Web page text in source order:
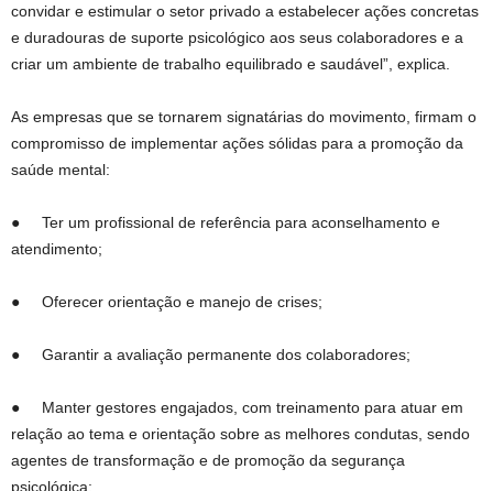
convidar e estimular o setor privado a estabelecer ações concretas
e duradouras de suporte psicológico aos seus colaboradores e a
criar um ambiente de trabalho equilibrado e saudável”, explica.
As empresas que se tornarem signatárias do movimento, firmam o
compromisso de implementar ações sólidas para a promoção da
saúde mental:
● Ter um profissional de referência para aconselhamento e
atendimento;
● Oferecer orientação e manejo de crises;
● Garantir a avaliação permanente dos colaboradores;
● Manter gestores engajados, com treinamento para atuar em
relação ao tema e orientação sobre as melhores condutas, sendo
agentes de transformação e de promoção da segurança
psicológica;